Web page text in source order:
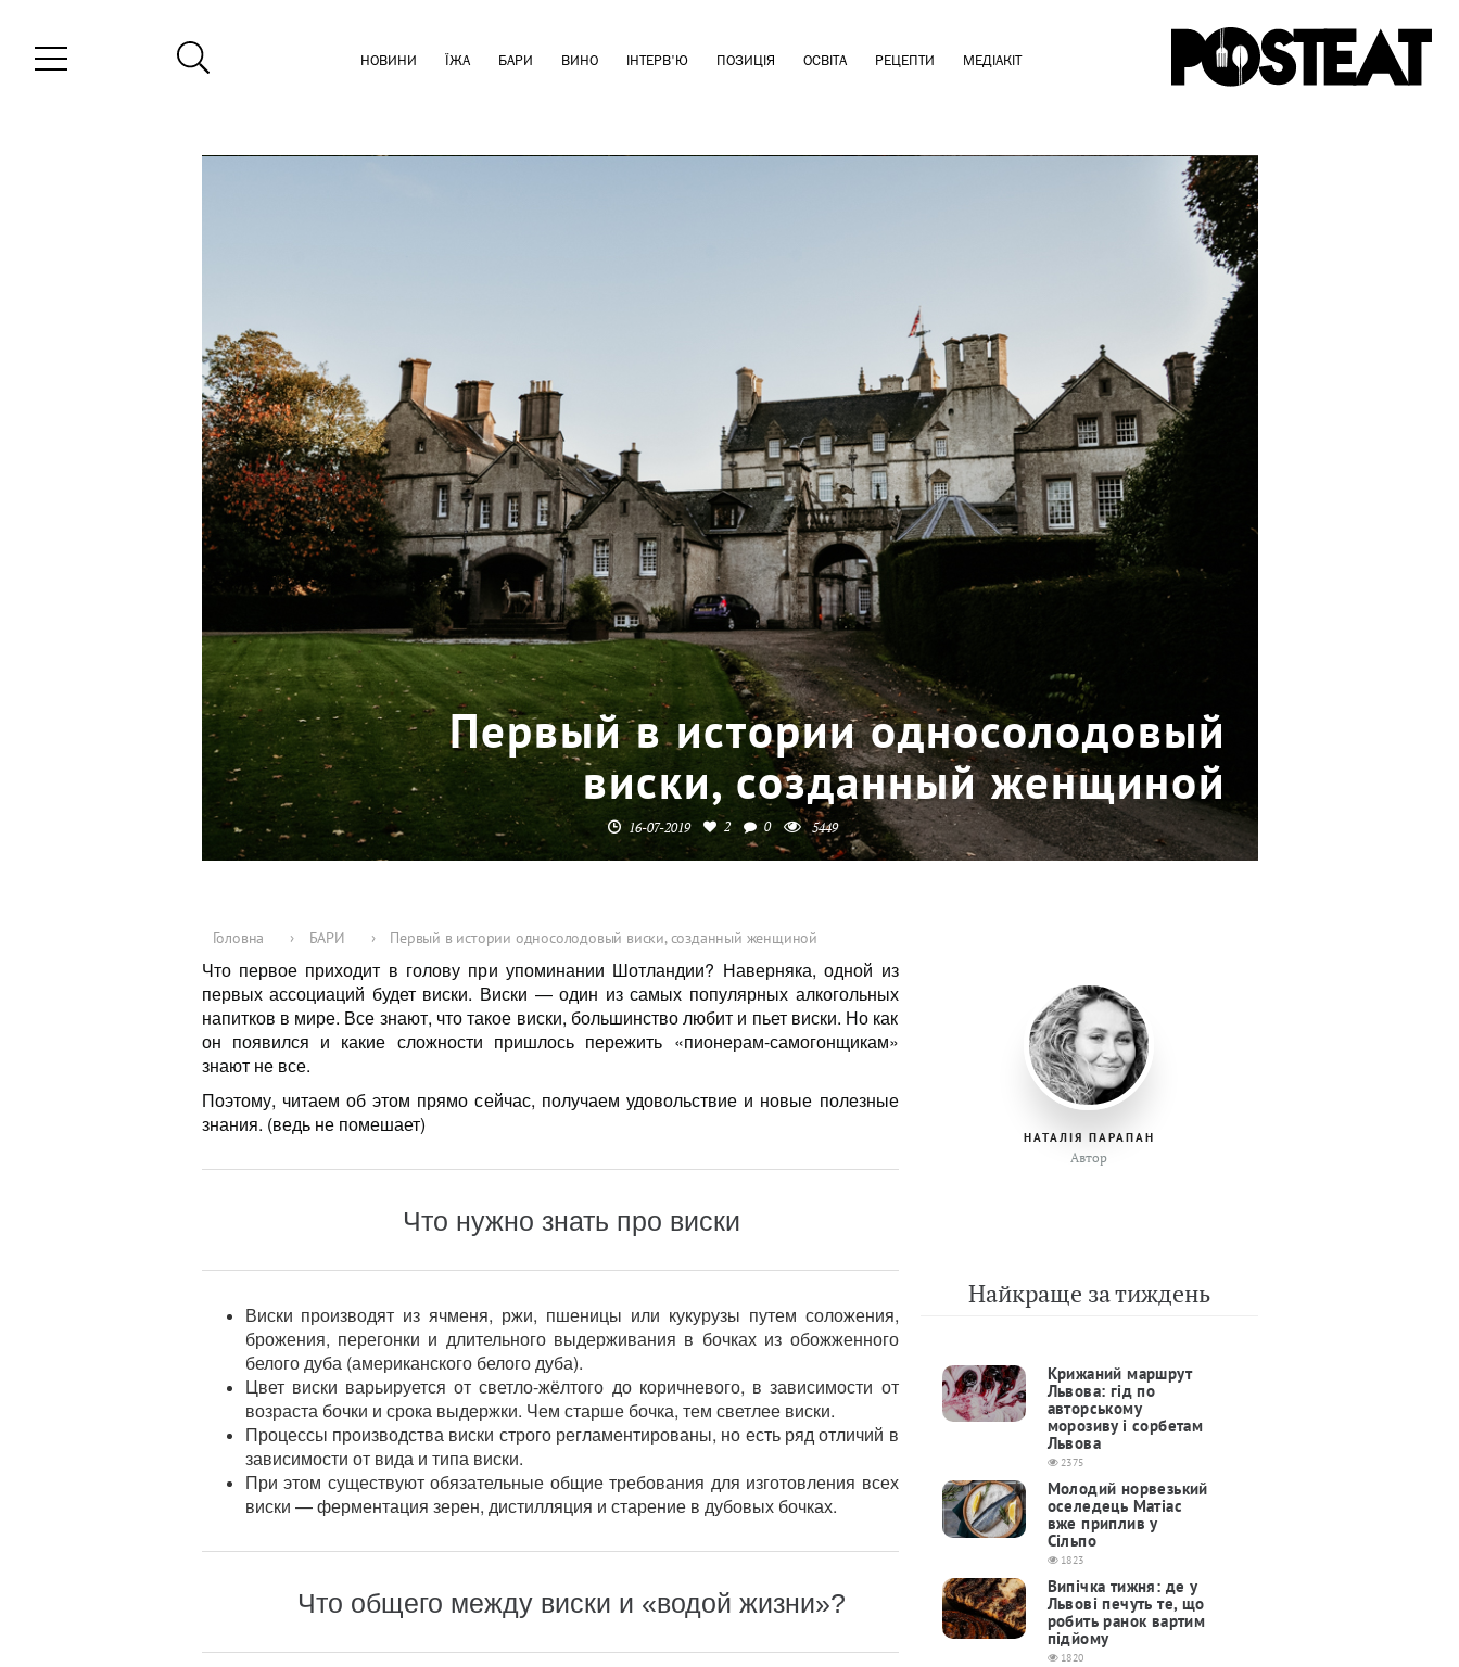
НОВИНИ ЇЖА БАРИ ВИНО ІНТЕРВ'Ю ПОЗИЦІЯ ОСВІТА РЕЦЕПТИ МЕДІАКІТ
Первый в истории односолодовый
виски, созданный женщиной
16-07-2019 2 0 5449
Головна › БАРИ › Первый в истории односолодовый виски, созданный женщиной
Что первое приходит в голову при упоминании Шотландии? Наверняка, одной из
первых ассоциаций будет виски. Виски — один из самых популярных алкогольных
напитков в мире. Все знают, что такое виски, большинство любит и пьет виски. Но как
он появился и какие сложности пришлось пережить «пионерам-самогонщикам»
знают не все.
Поэтому, читаем об этом прямо сейчас, получаем удовольствие и новые полезные
знания. (ведь не помешает)
Что нужно знать про виски
Виски производят из ячменя, ржи, пшеницы или кукурузы путем соложения,
брожения, перегонки и длительного выдерживания в бочках из обожженного
белого дуба (американского белого дуба).
Цвет виски варьируется от светло-жёлтого до коричневого, в зависимости от
возраста бочки и срока выдержки. Чем старше бочка, тем светлее виски.
Процессы производства виски строго регламентированы, но есть ряд отличий в
зависимости от вида и типа виски.
При этом существуют обязательные общие требования для изготовления всех
виски — ферментация зерен, дистилляция и старение в дубовых бочках.
Что общего между виски и «водой жизни»?
НАТАЛІЯ ПАРАПАН
Автор
Найкраще за тиждень
Крижаний маршрут
Львова: гід по
авторському
морозиву і сорбетам
Львова
2375
Молодий норвезький
оселедець Матіас
вже приплив у
Сільпо
1823
Випічка тижня: де у
Львові печуть те, що
робить ранок вартим
підйому
1820